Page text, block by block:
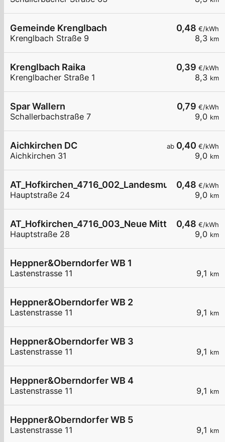
0,48 €/kWh
8,3 km
Gemeinde Krenglbach
Krenglbach Straße 9
0,39 €/kWh
8,3 km
Krenglbach Raika
Krenglbacher Straße 1
0,79 €/kWh
9,0 km
Spar Wallern
Schallerbachstraße 7
ab 0,40 €/kWh
9,0 km
Aichkirchen DC
Aichkirchen 31
0,48 €/kWh
9,0 km
AT_Hofkirchen_4716_002_Landesmusikschule
Hauptstraße 24
0,48 €/kWh
9,0 km
AT_Hofkirchen_4716_003_Neue Mittelschule
Hauptstraße 28
9,1 km
Heppner&Oberndorfer WB 1
Lastenstrasse 11
9,1 km
Heppner&Oberndorfer WB 2
Lastenstrasse 11
9,1 km
Heppner&Oberndorfer WB 3
Lastenstrasse 11
9,1 km
Heppner&Oberndorfer WB 4
Lastenstrasse 11
9,1 km
Heppner&Oberndorfer WB 5
Lastenstrasse 11